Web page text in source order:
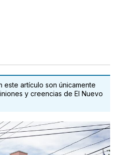
este artículo son únicamente
y creencias de El Nuevo